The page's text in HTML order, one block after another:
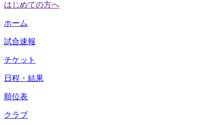
はじめての方へ
ホーム
試合速報
チケット
日程・結果
順位表
クラブ